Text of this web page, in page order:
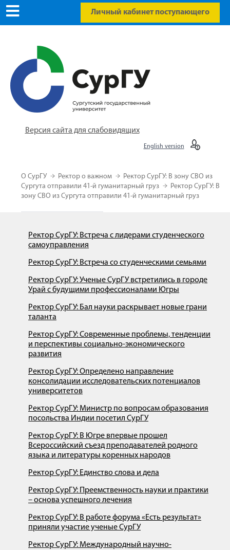
Личный кабинет поступающего
Версия сайта для слабовидящих
English version
О СурГУ Ректор о важном
Ректор СурГУ: В зону СВО из
Сургута отправили 41-й гуманитарный груз
Ректор СурГУ: В
зону СВО из Сургута отправили 41-й гуманитарный груз
Ректор СурГУ: Встреча с лидерами студенческого
самоуправления
Ректор СурГУ: Встреча со студенческими семьями
Ректор СурГУ: Ученые СурГУ встретились в городе
Урай с будущими профессионалами Югры
Ректор СурГУ: Бал науки раскрывает новые грани
таланта
Ректор СурГУ: Современные проблемы, тенденции
и перспективы социально-экономического
развития
Ректор СурГУ: Определено направление
консолидации исследовательских потенциалов
университетов
Ректор СурГУ: Министр по вопросам образования
посольства Индии посетил СурГУ
Ректор СурГУ: В Югре впервые прошел
Всероссийский съезд преподавателей родного
языка и литературы коренных народов
Ректор СурГУ: Единство слова и дела
Ректор СурГУ: Преемственность науки и практики
– основа успешного лечения
Ректор СурГУ: В работе форума «Есть результат»
приняли участие ученые СурГУ
Ректор СурГУ: Международный научно-